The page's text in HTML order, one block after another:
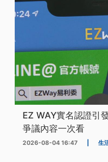
EZ WAY實名認證引
爭議內容一次看
2026-08-04 16:47 生